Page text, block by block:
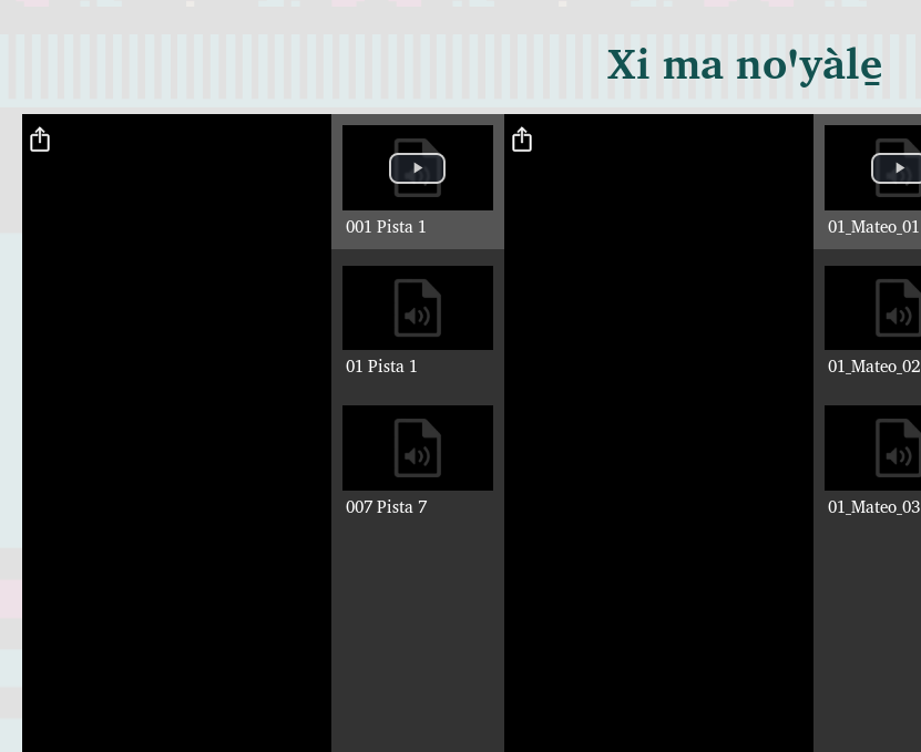
Xi ma noꞌyàle̱
001 Pista 1
01 Pista 1
007 Pista 7
01_Mateo_01
01_Mateo_02
01_Mateo_03